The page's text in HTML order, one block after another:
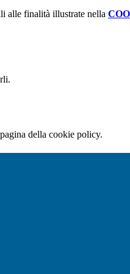
alle finalità illustrate nella
della cookie policy.